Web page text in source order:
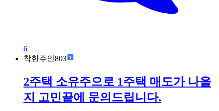
6
착한주인803
2주택 소유주으로 1주택 매도가 나을
지 고민끝에 문의드립니다.